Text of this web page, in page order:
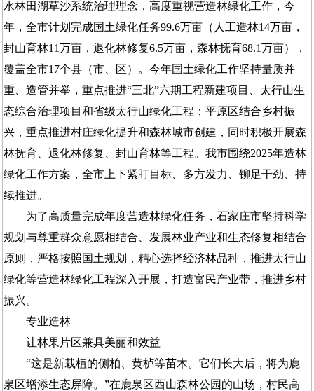
水林田湖草沙系统治理理念，高度重视营造林绿化工作，今
年，全市计划完成国土绿化任务99.6万亩（人工造林14万亩，
封山育林11万亩，退化林修复6.5万亩，森林抚育68.1万亩），
覆盖全市17个县（市、区）。今年国土绿化工作坚持量质并
重、造管并举，重点推进“三北”六期工程新建项目、太行山生
态综合治理项目和省级太行山绿化工程；平原区结合乡村振
兴，重点推进村庄绿化提升和森林城市创建，同时积极开展森
林抚育、退化林修复、封山育林等工程。我市围绕2025年造林
绿化工作方案，全市上下紧盯目标、多方发力、铆足干劲、持
续推进。
为了高质量完成年度营造林绿化任务，石家庄市坚持科学
规划与尊重群众意愿相结合、发展林业产业和生态修复相结合
原则，严格按照国土规划，精心选择经济林品种，推进太行山
绿化等营造林绿化工程深入开展，打造富民产业带，推进乡村
振兴。
专业造林
让林果片区兼具美丽和效益
“这是新栽植的侧柏、黄栌等苗木。它们长大后，将为鹿
泉区增添生态屏障。”在鹿泉区西山森林公园的山场，村民高